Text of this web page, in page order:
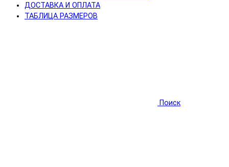
ДОСТАВКА И ОПЛАТА
ТАБЛИЦА РАЗМЕРОВ
Поиск